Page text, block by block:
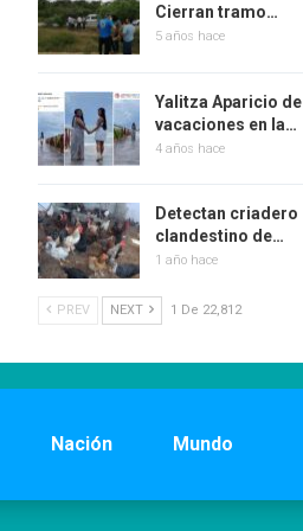
Cierran tramo…
5 años hace
Yalitza Aparicio de
vacaciones en la…
4 años hace
Detectan criadero
clandestino de…
1 año hace
PREV NEXT 1 De 22,812
Nación Mundo